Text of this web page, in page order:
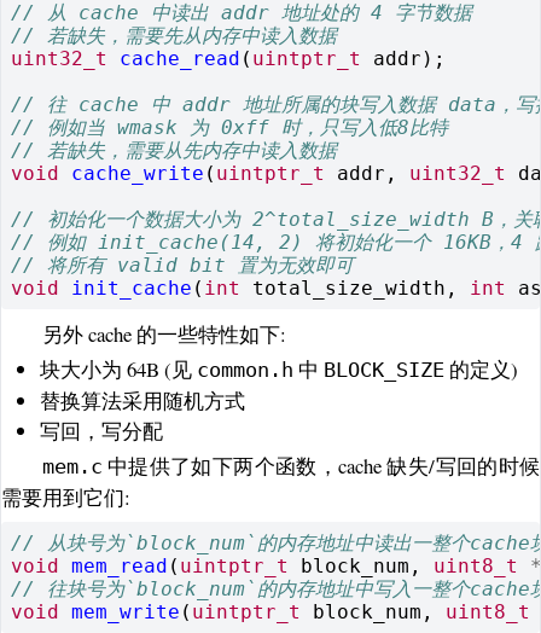
// 从 cache 中读出 addr 地址处的 4 字节数据
// 若缺失，需要先从内存中读入数据
uint32_t
cache_read ( uintptr_t addr );
// 往 cache 中 addr 地址所属的块写入数据 data，写
// 例如当 wmask 为 0xff 时，只写入低8比特
// 若缺失，需要从先内存中读入数据
void
cache_write ( uintptr_t addr , uint32_t
// 初始化一个数据大小为 2^total_size_width B
// 例如 init_cache(14, 2) 将初始化一个 16KB，4
// 将所有 valid bit 置为无效即可
void
init_cache ( int total_size_width , int
另外 cache 的一些特性如下:
块大小为 64B (见 common.h 中 BLOCK_SIZE 的定义)
替换算法采用随机方式
写回，写分配
mem.c 中提供了如下两个函数，cache 缺失/写回的时候
需要用到它们:
// 从块号为`block_num`的内存地址中读出一整个cache
void mem_read ( uintptr_t block_num , uint8_t
*
// 往块号为`block_num`的内存地址中写入一整个cache
void mem_write ( uintptr_t block_num , uint8_t